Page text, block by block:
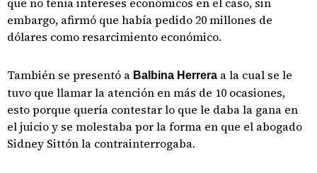
embargo, afirmó que había pedido 20 millones de
dólares como resarcimiento económico.
También se presentó a Balbina Herrera a la cual se le
tuvo que llamar la atención en más de 10 ocasiones,
esto porque quería contestar lo que le daba la gana en
el juicio y se molestaba por la forma en que el abogado
Sidney Sittón la contrainterrogaba.